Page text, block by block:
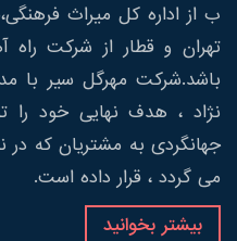
ب از اداره کل میراث
تهران و قطار از شرکت راه
باشد.شرکت مهرگل سیر با
نژاد ، هدف نهایی خود را
جهانگردی به مشتریان که در
می گردد ، قرار داده است.
بیشتر بخوانید